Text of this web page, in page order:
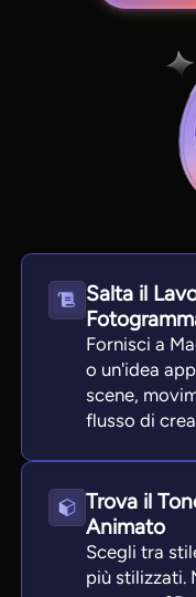
Salta il
Fornisci a
o un'idea
scene,
flusso di
Trova il
Animato
Scegli tra
più stilizzati.